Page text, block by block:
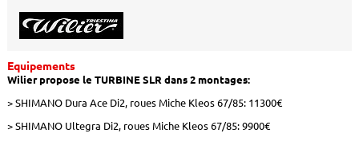
Equipements
Wilier propose le TURBINE SLR dans 2 montages:
> SHIMANO Dura Ace Di2, roues Miche Kleos 67/85: 11300€
> SHIMANO Ultegra Di2, roues Miche Kleos 67/85: 9900€